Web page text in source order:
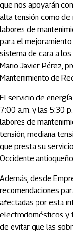
que nos apoyarán
alta tensión como de
labores de
para el
sistema de cara a los
Mario Javier Pérez,
Mantenimiento de
El servicio de
7:00 a.m. y las 5:30
labores de
tensión, mediana
que presta su
Occidente
Además, desde
recomendaciones
afectadas por esta
electrodomésticos y
de evitar que las